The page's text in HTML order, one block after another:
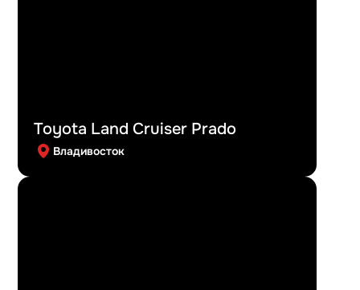
Toyota Land Cruiser Prado
Владивосток